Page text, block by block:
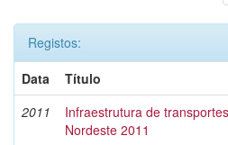
Registos:
Data
Título
2011
Infraestrutura de
Nordeste 2011